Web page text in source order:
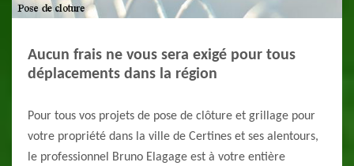
Aucun frais ne vous sera exigé pour tous
déplacements dans la région
Pour tous vos projets de pose de clôture et grillage pour
votre propriété dans la ville de Certines et ses alentours,
le professionnel Bruno Elagage est à votre entière